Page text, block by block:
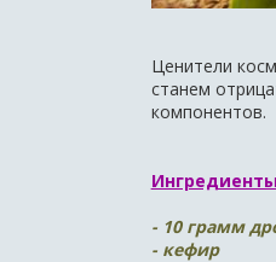
Ценители
станем
компонентов.
- 10 грамм
- кефир